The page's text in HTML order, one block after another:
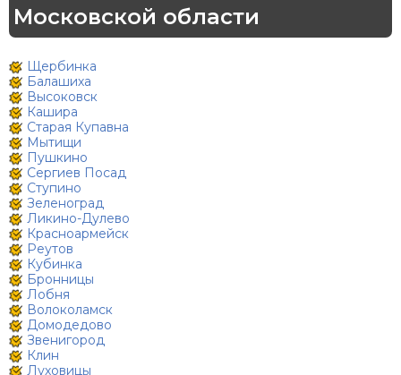
Московской области
Щербинка
Балашиха
Высоковск
Кашира
Старая Купавна
Мытищи
Пушкино
Сергиев Посад
Ступино
Зеленоград
Ликино-Дулево
Красноармейск
Реутов
Кубинка
Бронницы
Лобня
Волоколамск
Домодедово
Звенигород
Клин
Луховицы